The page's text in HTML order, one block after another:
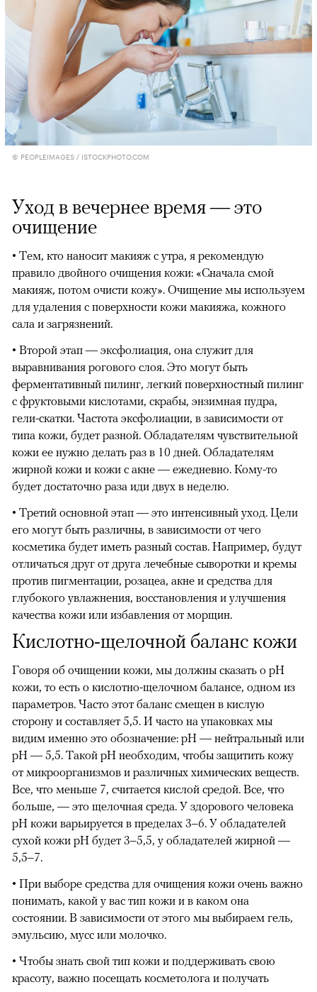
© PEOPLEIMAGES / ISTOCKPHOTO.COM
Уход в вечернее время — это
очищение
• Тем, кто наносит макияж с утра, я рекомендую
правило двойного очищения кожи: «Сначала смой
макияж, потом очисти кожу». Очищение мы используем
для удаления с поверхности кожи макияжа, кожного
сала и загрязнений.
• Второй этап — эксфолиация, она служит для
выравнивания рогового слоя. Это могут быть
ферментативный пилинг, легкий поверхностный пилинг
с фруктовыми кислотами, скрабы, энзимная пудра,
гели-скатки. Частота эксфолиации, в зависимости от
типа кожи, будет разной. Обладателям чувствительной
кожи ее нужно делать раз в 10 дней. Обладателям
жирной кожи и кожи с акне — ежедневно. Кому-то
будет достаточно раза иди двух в неделю.
• Третий основной этап — это интенсивный уход. Цели
его могут быть различны, в зависимости от чего
косметика будет иметь разный состав. Например, будут
отличаться друг от друга лечебные сыворотки и кремы
против пигментации, розацеа, акне и средства для
глубокого увлажнения, восстановления и улучшения
качества кожи или избавления от морщин.
Кислотно-щелочной баланс кожи
Говоря об очищении кожи, мы должны сказать о pH
кожи, то есть о кислотно-щелочном балансе, одном из
параметров. Часто этот баланс смещен в кислую
сторону и составляет 5,5. И часто на упаковках мы
видим именно это обозначение: pH — нейтральный или
pH — 5,5. Такой pH необходим, чтобы защитить кожу
от микроорганизмов и различных химических веществ.
Все, что меньше 7, считается кислой средой. Все, что
больше, — это щелочная среда. У здорового человека
pH кожи варьируется в пределах 3–6. У обладателей
сухой кожи pH будет 3–5,5, у обладателей жирной —
5,5–7.
• При выборе средства для очищения кожи очень важно
понимать, какой у вас тип кожи и в каком она
состоянии. В зависимости от этого мы выбираем гель,
эмульсию, мусс или молочко.
• Чтобы знать свой тип кожи и поддерживать свою
красоту, важно посещать косметолога и получать